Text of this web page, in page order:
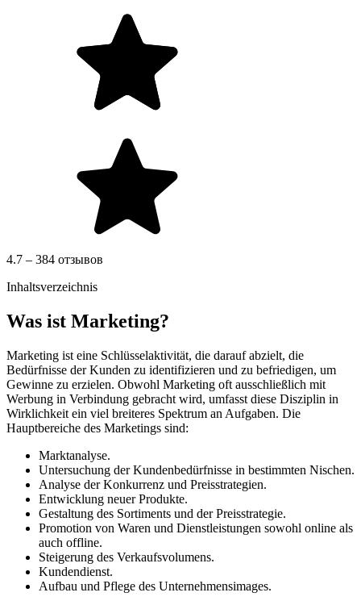
4.7 – 384 отзывов
Inhaltsverzeichnis
Was ist Marketing?
Marketing ist eine Schlüsselaktivität, die darauf abzielt, die
Bedürfnisse der Kunden zu identifizieren und zu befriedigen, um
Gewinne zu erzielen. Obwohl Marketing oft ausschließlich mit
Werbung in Verbindung gebracht wird, umfasst diese Disziplin in
Wirklichkeit ein viel breiteres Spektrum an Aufgaben. Die
Hauptbereiche des Marketings sind:
Marktanalyse.
Untersuchung der Kundenbedürfnisse in bestimmten Nischen.
Analyse der Konkurrenz und Preisstrategien.
Entwicklung neuer Produkte.
Gestaltung des Sortiments und der Preisstrategie.
Promotion von Waren und Dienstleistungen sowohl online als
auch offline.
Steigerung des Verkaufsvolumens.
Kundendienst.
Aufbau und Pflege des Unternehmensimages.